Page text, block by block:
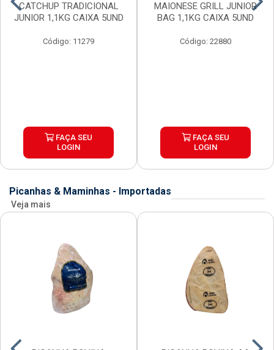
CATCHUP TRADICIONAL
JUNIOR 1,1KG CAIXA 5UND
Código: 11279
FAÇA SEU
LOGIN
MAIONESE GRILL JUNIOR
BAG 1,1KG CAIXA 5UND
Código: 22880
FAÇA SEU
LOGIN
Picanhas & Maminhas - Importadas
Veja mais